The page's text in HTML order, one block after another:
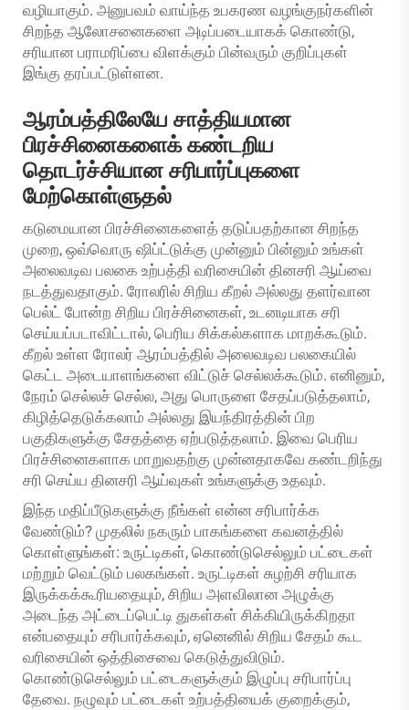
வழியாகும். அனுபவம் வாய்ந்த உபகரண வழங்குநர்களின்
சிறந்த ஆலோசனைகளை அடிப்படையாகக் கொண்டு,
சரியான பராமரிப்பை விளக்கும் பின்வரும் குறிப்புகள்
இங்கு தரப்பட்டுள்ளன.
ஆரம்பத்திலேயே சாத்தியமான
பிரச்சினைகளைக் கண்டறிய
தொடர்ச்சியான சரிபார்ப்புகளை
மேற்கொள்ளுதல்
கடுமையான பிரச்சினைகளைத் தடுப்பதற்கான சிறந்த
முறை, ஒவ்வொரு ஷிப்ட்டுக்கு முன்னும் பின்னும் உங்கள்
அலைவடிவ பலகை உற்பத்தி வரிசையின் தினசரி ஆய்வை
நடத்துவதாகும். ரோலரில் சிறிய கீறல் அல்லது தளர்வான
பெல்ட் போன்ற சிறிய பிரச்சினைகள், உடனடியாக சரி
செய்யப்படாவிட்டால், பெரிய சிக்கல்களாக மாறக்கூடும்.
கீறல் உள்ள ரோலர் ஆரம்பத்தில் அலைவடிவ பலகையில்
கெட்ட அடையாளங்களை விட்டுச் செல்லக்கூடும். எனினும்,
நேரம் செல்லச் செல்ல, அது பொருளை சேதப்படுத்தலாம்,
கிழித்தெடுக்கலாம் அல்லது இயந்திரத்தின் பிற
பகுதிகளுக்கு சேதத்தை ஏற்படுத்தலாம். இவை பெரிய
பிரச்சினைகளாக மாறுவதற்கு முன்னதாகவே கண்டறிந்து
சரி செய்ய தினசரி ஆய்வுகள் உங்களுக்கு உதவும்.
இந்த மதிப்பீடுகளுக்கு நீங்கள் என்ன சரிபார்க்க
வேண்டும்? முதலில் நகரும் பாகங்களை கவனத்தில்
கொள்ளுங்கள்: உருட்டிகள், கொண்டுசெல்லும் பட்டைகள்
மற்றும் வெட்டும் பலகங்கள். உருட்டிகள் சுழற்சி சரியாக
இருக்கக்கூரியதையும், சிறிய அளவிலான அழுக்கு
அடைந்த அட்டைப்பெட்டி துகள்கள் சிக்கியிருக்கிறதா
என்பதையும் சரிபார்க்கவும், ஏனெனில் சிறிய சேதம் கூட
வரிசையின் ஒத்திசைவை கெடுத்துவிடும்.
கொண்டுசெல்லும் பட்டைகளுக்கும் இழுப்பு சரிபார்ப்பு
தேவை. நழுவும் பட்டைகள் உற்பத்தியைக் குறைக்கும்,